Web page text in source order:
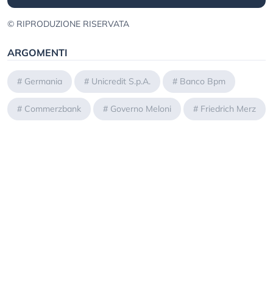
© RIPRODUZIONE RISERVATA
ARGOMENTI
# Germania # Unicredit S.p.A. # Banco Bpm
# Commerzbank # Governo Meloni # Friedrich Merz